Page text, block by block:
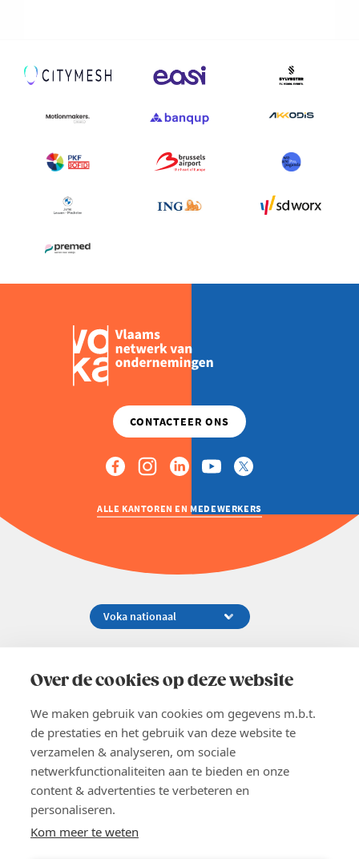
Over de cookies op deze website
We maken gebruik van cookies om gegevens m.b.t.
de prestaties en het gebruik van deze website te
verzamelen & analyseren, om sociale
netwerkfunctionaliteiten aan te bieden en onze
content & advertenties te verbeteren en
personaliseren.
Kom meer te weten
ALLE KANTOREN EN MEDEWERKERS
02 229 81 11
EN